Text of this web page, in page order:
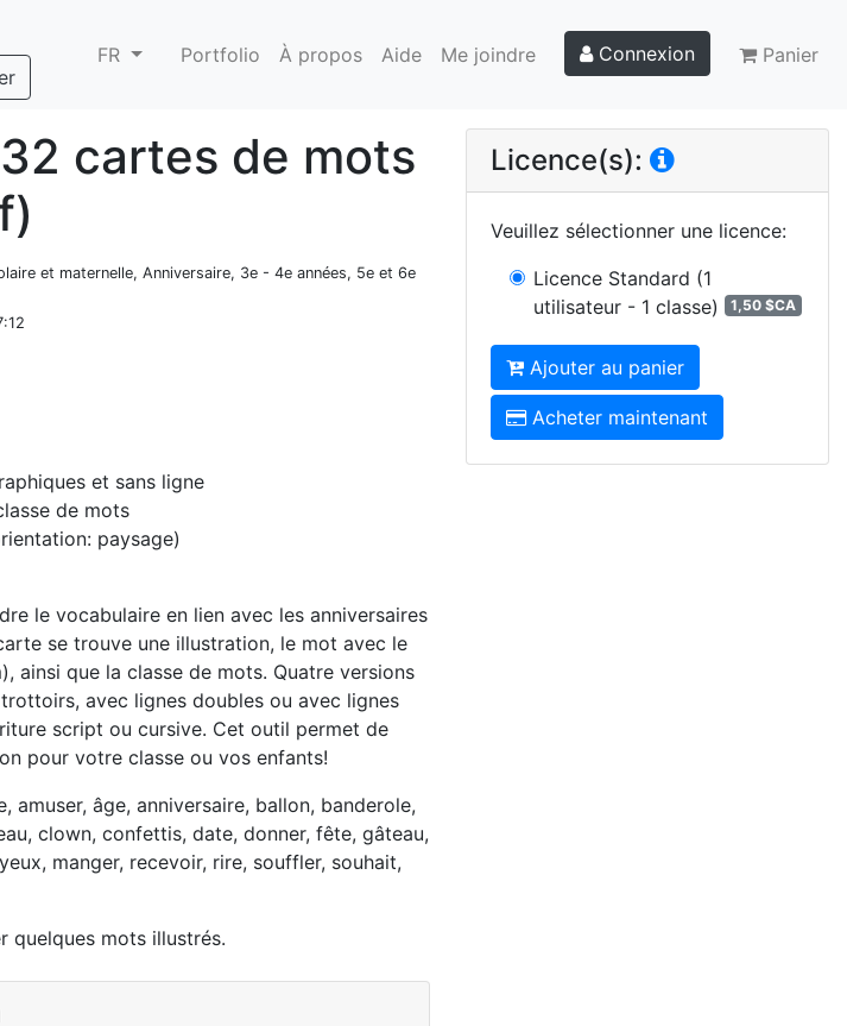
FR Portfolio À propos Aide Me joindre Connexion Panier
cartes de mots
et maternelle, Anniversaire, 3e - 4e années, 5e et 6e
et sans ligne
de mots
paysage)
le vocabulaire en lien avec les anniversaires
se trouve une illustration, le mot avec le
ainsi que la classe de mots. Quatre versions
avec lignes doubles ou avec lignes
script ou cursive. Cet outil permet de
pour votre classe ou vos enfants!
amuser, âge, anniversaire, ballon, banderole,
clown, confettis, date, donner, fête, gâteau,
manger, recevoir, rire, souffler, souhait,
quelques mots illustrés.
Licence(s):
Veuillez sélectionner une licence:
Licence Standard (1
utilisateur - 1 classe)
1,50 $CA
Ajouter au panier
Acheter maintenant